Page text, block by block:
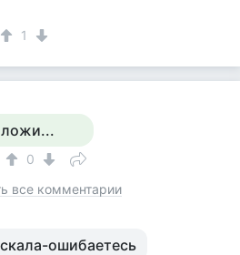
1
0
все комментарии
ошибаетесь